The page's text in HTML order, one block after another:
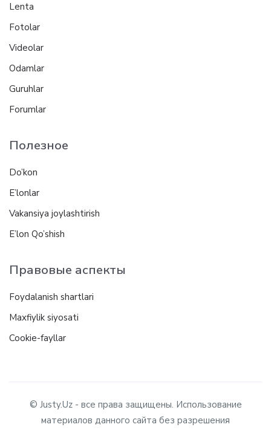
Lenta
Fotolar
Videolar
Odamlar
Guruhlar
Forumlar
Полезное
Do’kon
E’lonlar
Vakansiya joylashtirish
E’lon Qo’shish
Правовые аспекты
Foydalanish shartlari
Maxfiylik siyosati
Cookie-fayllar
© Justy.Uz - все права защищены. Использование
материалов данного сайта без разрешения